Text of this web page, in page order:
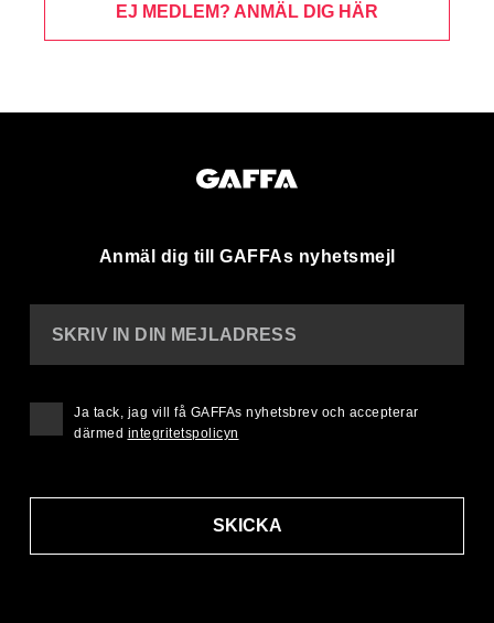
EJ MEDLEM? ANMÄL DIG HÄR
Anmäl dig till GAFFAs nyhetsmejl
SKRIV IN DIN MEJLADRESS
SKICKA
Ja tack, jag vill få GAFFAs nyhetsbrev och accepterar
därmed integritetspolicyn